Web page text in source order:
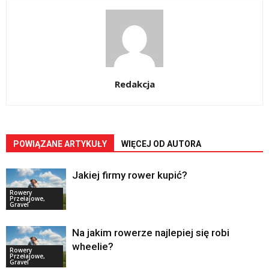
Redakcja
POWIĄZANE ARTYKUŁY WIĘCEJ OD AUTORA
Rowery
Przełajowe,
Gravel
Jakiej firmy rower kupić?
Rowery
Przełajowe,
Gravel
Na jakim rowerze najlepiej się robi
wheelie?